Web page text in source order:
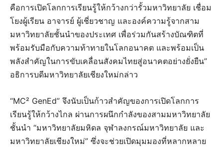
คือการเปิดโลกการเรียนรู้ให้กว้างกว่ารั้วมหาวิทยาลัย เชื่อม
โยงผู้เรียน อาจารย์ ผู้เชี่ยวชาญ และองค์ความรู้จากสาม
มหาวิทยาลัยชั้นนำของประเทศ เพื่อร่วมกันสร้างบัณฑิตที่
พร้อมรับมือกับความท้าทายในโลกอนาคต และพร้อมเป็น
พลังสำคัญในการขับเคลื่อนสังคมไทยสู่อนาคตอย่างยั่งยืน”
อธิการบดีมหาวิทยาลัยเชียงใหม่กล่าว
“MC² GenEd” จึงนับเป็นก้าวสำคัญของการเปิดโลกการ
เรียนรู้ให้กว้างไกล ผ่านการผนึกกำลังของสามมหาวิทยาลัย
ชั้นนำ “มหาวิทยาลัยมหิดล จุฬาลงกรณ์มหาวิทยาลัย และ
มหาวิทยาลัยเชียงใหม่” ซึ่งจะช่วยเปิดมุมมองที่หลากหลาย